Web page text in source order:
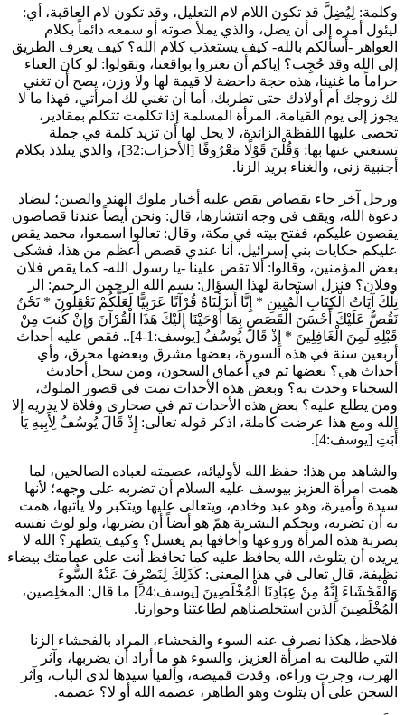
وكلمة: لِيُضِلَّ قد تكون اللام لام التعليل، وقد تكون لام العاقبة، أي:
ليئول أمره إلى أن يضل، والذي يملأ صوته أو سمعه دائماً بكلام
العواهر -أسألكم بالله- كيف يستعذب كلام الله؟ كيف يعرف الطريق
إلى الله وقد حُجِب؟ إياكم أن تغتروا بواقعنا، وتقولوا: لو كان الغناء
حراماً ما غنينا، هذه حجة داحضة لا قيمة لها ولا وزن، يصح أن تغني
لك زوجك أم أولادك حتى تطربك، أما أن تغني لك امرأتي، فهذا ما لا
يجوز إلى يوم القيامة، المرأة المسلمة إذا تكلمت تتكلم بمقادير،
تحصى عليها اللفظة الزائدة، لا يحل لها أن تزيد كلمة في جملة
تستغني عنها بها: وَقُلْنَ قَوْلًا مَعْرُوفًا
[الأحزاب:32]، والذي يتلذذ بكلام
أجنبية زنى، والغناء بريد الزنا.
ورجل آخر جاء بقصاص يقص عليه أخبار ملوك الهند والصين؛ ليضاد
دعوة الله، ويقف في وجه انتشارها، قال: ونحن أيضاً عندنا قصاصون
يقصون عليكم، ففتح بيته في مكة، وقال: تعالوا اسمعوا، محمد يقص
عليكم حكايات بني إسرائيل، أنا عندي قصص أعظم من هذا، فشكى
بعض المؤمنين، وقالوا: ألا تقص علينا -يا رسول الله- كما يقص فلان
وفلان؟ فنزل استجابة لهذا السؤال: بسم الله الرحمن الرحيم: الر
تِلْكَ آيَاتُ الْكِتَابِ الْمُبِينِ * إِنَّا أَنزَلْنَاهُ قُرْآنًا عَرَبِيًّا لَعَلَّكُمْ تَعْقِلُونَ *نَحْنُ
نَقُصُّ عَلَيْكَ أَحْسَنَ الْقَصَصِ بِمَا أَوْحَيْنَا إِلَيْكَ هَذَا الْقُرْآنَ وَإِنْ كُنتَ مِنْ
قَبْلِهِ لَمِنَ الْغَافِلِينَ * إِذْ قَالَ يُوسُفُ
[يوسف:1-4].. فقص عليه أحداث
أربعين سنة في هذه السورة، بعضها مشرق وبعضها محرق، وأي
أحداث هي؟ بعضها تم في أعماق السجون، ومن سجل أحاديث
السجناء وحدث به؟ وبعض هذه الأحداث تمت في قصور الملوك،
ومن يطلع عليه؟ بعض هذه الأحداث تم في صحارى وفلاة لا يدريه إلا
الله ومع هذا عرضت كاملة، اذكر قوله تعالى: إِذْ قَالَ يُوسُفُ لِأَبِيهِ يَا
أَبَتِ [يوسف:4].
والشاهد من هذا: حفظ الله لأوليائه، عصمته لعباده الصالحين، لما
همت امرأة العزيز بيوسف عليه السلام أن تضربه على وجهه؛ لأنها
سيدة وأميرة، وهو عبد وخادم، ويتعالى عليها ويتكبر ولا يأتيها، همت
به أن تضربه، وبحكم البشرية همّ هو أيضاً أن يضربها، ولو لوث نفسه
بضربة هذه المرأة وروعها وأخافها بم يغسل؟ وكيف يتطهر؟ الله لا
يريده أن يتلوث، الله يحافظ عليه كما تحافظ أنت على عمامتك بيضاء
نظيفة، قال تعالى في هذا المعنى: كَذَلِكَ لِنَصْرِفَ عَنْهُ السُّوءَ
وَالْفَحْشَاءَ إِنَّهُ مِنْ عِبَادِنَا الْمُخْلَصِينَ
[يوسف:24] ما قال: المخلِصين،
الْمُخْلَصِينَ الذين استخلصناهم لطاعتنا وجوارنا.
فلاحظ، هكذا نصرف عنه السوء والفحشاء، المراد بالفحشاء الزنا
التي طالبت به امرأة العزيز، والسوء هو ما أراد أن يضربها، وآثر
الهرب، وجرت وراءه، وقدت قميصه، وألفيا سيدها لدى الباب، وآثر
السجن على أن يتلوث وهو الطاهر، عصمه الله أو لا؟ عصمه.